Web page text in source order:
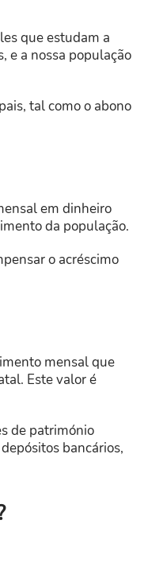
que estudam a
e a nossa população
tal como o abono
em dinheiro
da população.
o acréscimo
mensal que
Este valor é
de património
bancários,